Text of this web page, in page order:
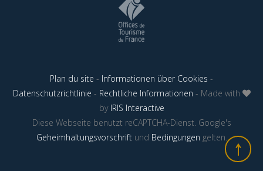
Plan du site - Informationen über Cookies -
Datenschutzrichtlinie - Rechtliche Informationen - Made with
by IRIS Interactive
Diese Webseite benutzt reCAPTCHA-Dienst. Google's
Geheimhaltungsvorschriftund Bedingungen gelten.